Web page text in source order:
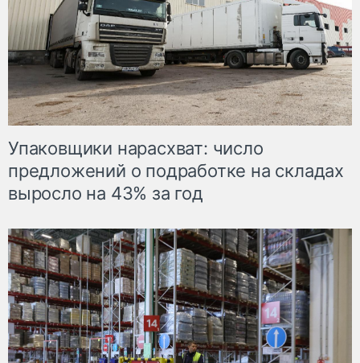
Упаковщики нарасхват: число
предложений о подработке на складах
выросло на 43% за год